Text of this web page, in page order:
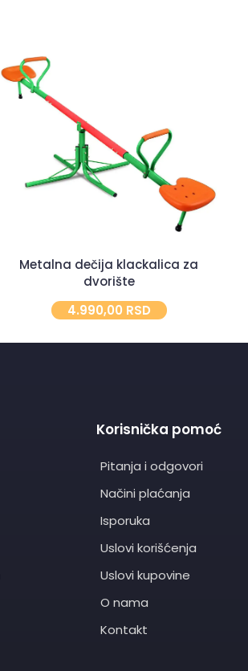
Metalna dečija klackalica za
dvorište
4.990,00 RSD
Korisnička pomoć
Pitanja i odgovori
Načini plaćanja
Isporuka
Uslovi korišćenja
Uslovi kupovine
O nama
Kontakt